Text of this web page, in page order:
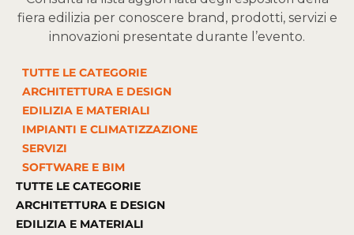
fiera edilizia per conoscere brand, prodotti, servizi e
innovazioni presentate durante l’evento.
TUTTE LE CATEGORIE
ARCHITETTURA E DESIGN
EDILIZIA E MATERIALI
IMPIANTI E CLIMATIZZAZIONE
SERVIZI
SOFTWARE E BIM
TUTTE LE CATEGORIE
ARCHITETTURA E DESIGN
EDILIZIA E MATERIALI